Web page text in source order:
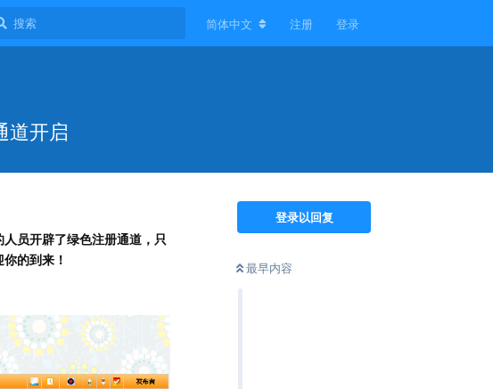
简体中文 注册 登录
道开启
登录以回复
最早内容
员开辟了绿色注册通道，只
的到来！